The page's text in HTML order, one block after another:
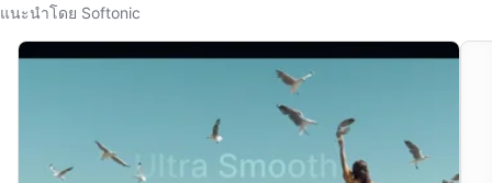
แนะนำโดย Softonic